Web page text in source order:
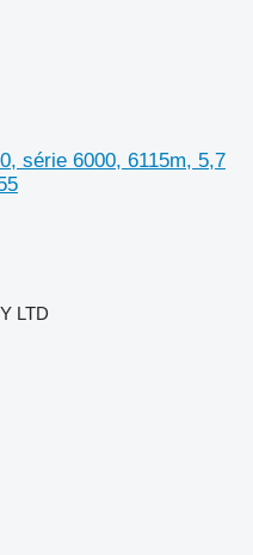
série 6000, 6115m, 5,7
LTD